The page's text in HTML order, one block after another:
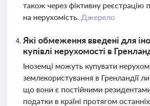
також через фіктивну реєстрацію
на нерухомість. Джерело
Які обмеження введені для
купівлі нерухомості в
Іноземці можуть купувати
землекористування в Гренландії
що вони є постійними
податки в країні протягом